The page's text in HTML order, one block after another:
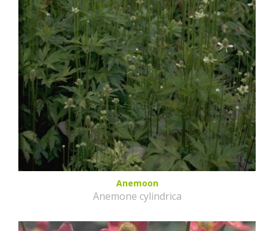
Anemoon
Anemone cylindrica